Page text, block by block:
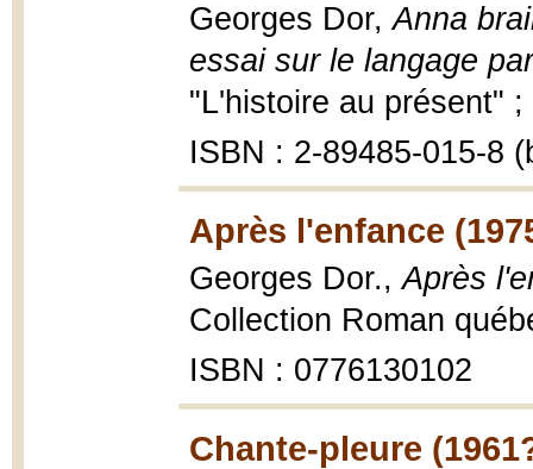
Georges Dor,Anna
essai sur le langage
"L'histoire au présent"
ISBN : 2-89485-015-8
Après l'enfance
Georges Dor.,Après
Collection Roman
ISBN : 0776130102
Chante-pleure